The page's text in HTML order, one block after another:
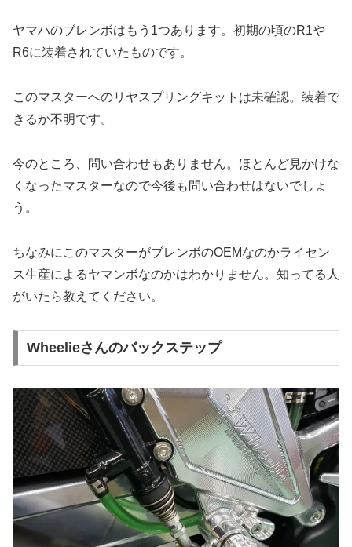
ヤマハのブレンボはもう1つあります。初期の頃のR1や
R6に装着されていたものです。
このマスターへのリヤスプリングキットは未確認。装着で
きるか不明です。
今のところ、問い合わせもありません。ほとんど見かけな
くなったマスターなので今後も問い合わせはないでしょ
う。
ちなみにこのマスターがブレンボのOEMなのかライセン
ス生産によるヤマンボなのかはわかりません。知ってる人
がいたら教えてください。
Wheelieさんのバックステップ